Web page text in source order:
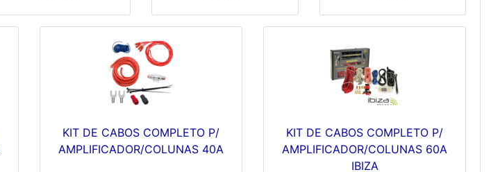
KIT DE CABOS COMPLETO P/
AMPLIFICADOR/COLUNAS 40A
KIT DE CABOS COMPLETO P/
AMPLIFICADOR/COLUNAS 60A
IBIZA